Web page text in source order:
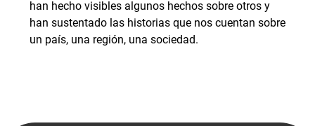
han hecho visibles algunos hechos sobre otros y
han sustentado las historias que nos cuentan sobre
un país, una región, una sociedad.